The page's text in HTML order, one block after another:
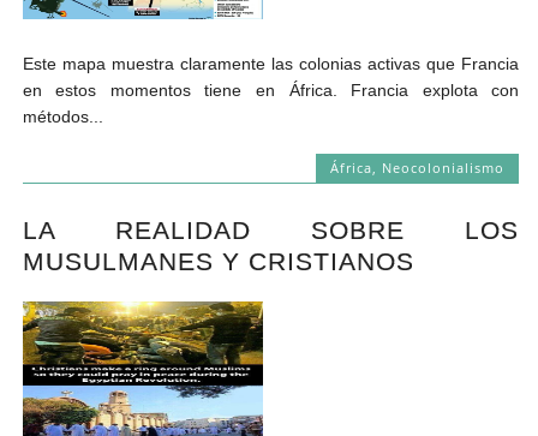
Este mapa muestra claramente las colonias activas que Francia
en estos momentos tiene en África. Francia explota con
métodos...
África Neocolonialismo
LA REALIDAD SOBRE LOS
MUSULMANES Y CRISTIANOS